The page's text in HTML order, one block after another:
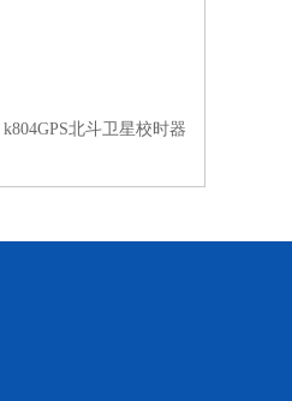
k804GPS北斗卫星校时器